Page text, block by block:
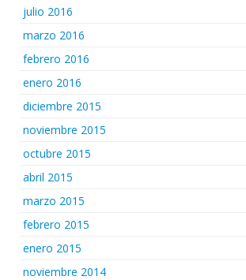
julio 2016
marzo 2016
febrero 2016
enero 2016
diciembre 2015
noviembre 2015
octubre 2015
abril 2015
marzo 2015
febrero 2015
enero 2015
noviembre 2014